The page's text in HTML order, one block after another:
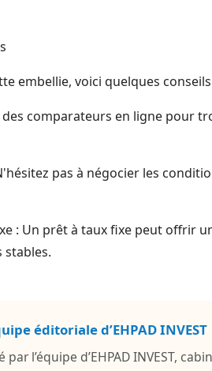
embellie, voici quelques
comparateurs en ligne pour
pas à négocier les
: Un prêt à taux fixe peut offrir
stables.
éditoriale d’EHPAD INVEST
l’équipe d’EHPAD INVEST,